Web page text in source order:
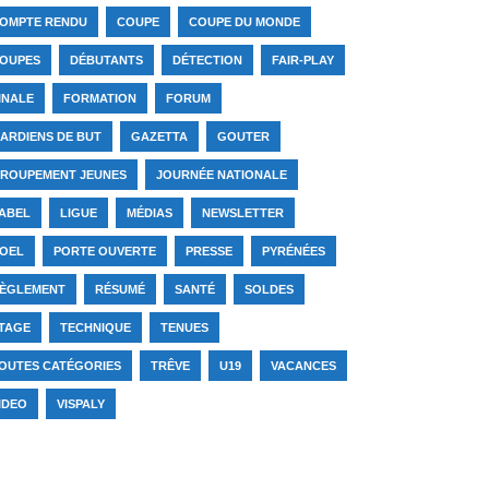
RENDU COUPE COUPE DU MONDE
DÉBUTANTS DÉTECTION FAIR-PLAY
FORMATION FORUM
DE BUT GAZETTA GOUTER
JEUNES JOURNÉE NATIONALE
LIGUE MÉDIAS NEWSLETTER
PORTE OUVERTE PRESSE PYRÉNÉES
RÉSUMÉ SANTÉ SOLDES
TECHNIQUE TENUES
CATÉGORIES TRÊVE U19 VACANCES
VISPALY